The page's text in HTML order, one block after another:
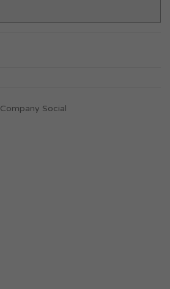
Company Social